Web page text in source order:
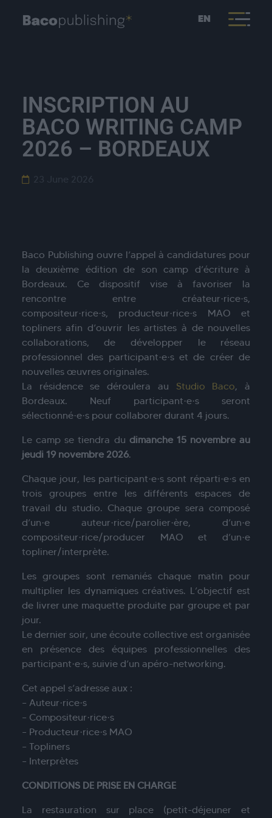
EN
INSCRIPTION AU
BACO WRITING CAMP
2026 – BORDEAUX
23 June 2026
Baco Publishing ouvre l’appel à candidatures pour
la deuxième édition de son camp d’écriture à
Bordeaux. Ce dispositif vise à favoriser la
rencontre entre créateur·rice·s,
compositeur·rice·s, producteur·rice·s MAO et
topliners afin d’ouvrir les artistes à de nouvelles
collaborations, de développer le réseau
professionnel des participant·e·s et de créer de
nouvelles œuvres originales.
La résidence se déroulera au Studio Baco, à
Bordeaux. Neuf participant·e·s seront
sélectionné·e·s pour collaborer durant 4 jours.
Le camp se tiendra du dimanche 15 novembre au
jeudi 19 novembre 2026.
Chaque jour, les participant·e·s sont réparti·e·s en
trois groupes entre les différents espaces de
travail du studio. Chaque groupe sera composé
d’un·e auteur·rice/parolier·ère, d’un·e
compositeur·rice/producer MAO et d’un·e
topliner/interprète.
Les groupes sont remaniés chaque matin pour
multiplier les dynamiques créatives. L’objectif est
de livrer une maquette produite par groupe et par
jour.
Le dernier soir, une écoute collective est organisée
en présence des équipes professionnelles des
participant·e·s, suivie d’un apéro-networking.
Cet appel s’adresse aux :
– Auteur·rice·s
– Compositeur·rice·s
– Producteur·rice·s MAO
– Topliners
– Interprètes
CONDITIONS DE PRISE EN CHARGE
La restauration sur place (petit-déjeuner et